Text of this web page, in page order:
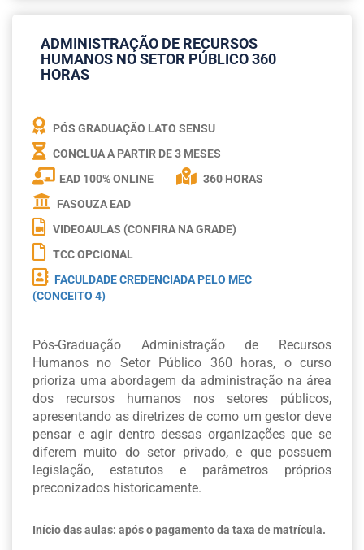
ADMINISTRAÇÃO DE RECURSOS
HUMANOS NO SETOR PÚBLICO 360
HORAS
PÓS GRADUAÇÃO LATO SENSU
CONCLUA A PARTIR DE3 MESES
EAD 100% ONLINE
360 HORAS
FASOUZA EAD
VIDEOAULAS (CONFIRA NA GRADE)
TCC OPCIONAL
FACULDADE CREDENCIADA PELO MEC
(CONCEITO 4)
Pós-Graduação Administração de Recursos
Humanos no Setor Público 360 horas, o curso
prioriza uma abordagem da administração na área
dos recursos humanos nos setores públicos,
apresentando as diretrizes de como um gestor deve
pensar e agir dentro dessas organizações que se
diferem muito do setor privado, e que possuem
legislação, estatutos e parâmetros próprios
preconizados historicamente.
Início das aulas: após o pagamento da taxa de matrícula.